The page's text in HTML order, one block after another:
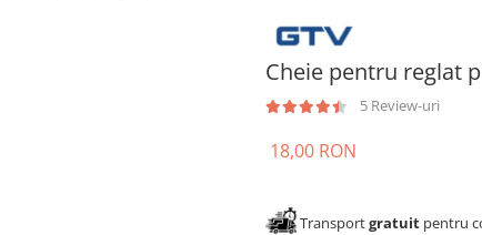
Cheie pentru reglat
5 Review-uri
18,00 RON
Transportgratuit pentru